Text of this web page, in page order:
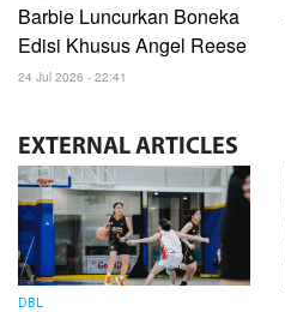
Barbie Luncurkan Boneka
Edisi Khusus Angel Reese
24 Jul 2026 - 22:41
EXTERNAL ARTICLES
DBL